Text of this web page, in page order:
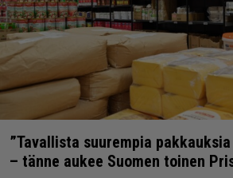
”Tavallista suurempia
– tänne aukee Suomen toinen